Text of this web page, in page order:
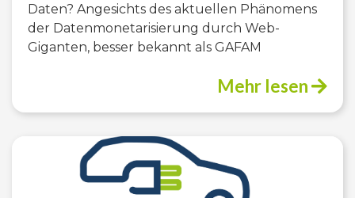
Daten? Angesichts des aktuellen Phänomens
der Datenmonetarisierung durch Web-
Giganten, besser bekannt als GAFAM
Mehr lesen